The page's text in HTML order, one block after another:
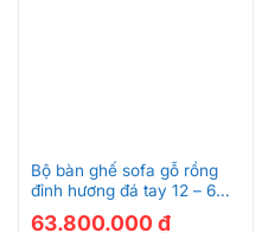
Bộ bàn ghế sofa gỗ rồng
đỉnh hương đá tay 12 – 6
63.800.000 ₫